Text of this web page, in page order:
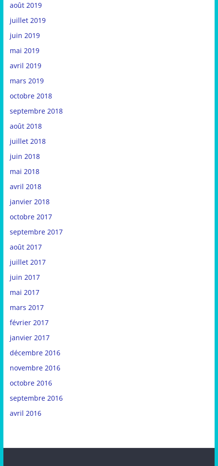
août 2019
juillet 2019
juin 2019
mai 2019
avril 2019
mars 2019
octobre 2018
septembre 2018
août 2018
juillet 2018
juin 2018
mai 2018
avril 2018
janvier 2018
octobre 2017
septembre 2017
août 2017
juillet 2017
juin 2017
mai 2017
mars 2017
février 2017
janvier 2017
décembre 2016
novembre 2016
octobre 2016
septembre 2016
avril 2016